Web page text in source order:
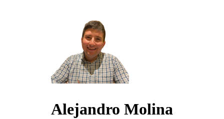
Alejandro Molina